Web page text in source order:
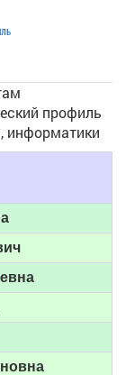
профиль
информатики